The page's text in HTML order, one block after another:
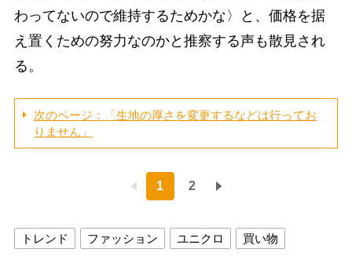
わってないので維持するためかな〉と、価格を据
え置くための努力なのかと推察する声も散見され
る。
次のページ：「生地の厚さを変更するなどは行ってお
りません」
1 2
トレンド ファッション ユニクロ 買い物